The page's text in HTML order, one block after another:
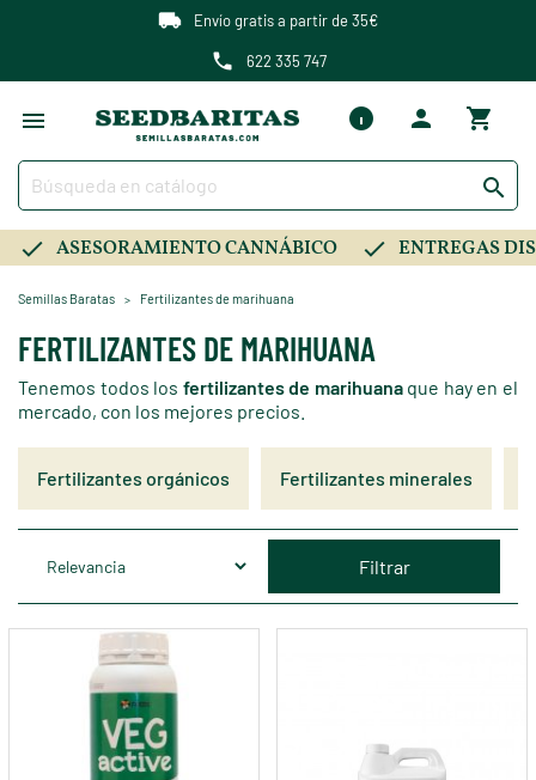
Envío gratis a partir de 35€
622 335 747

ASESORAMIENTO CANNÁBICO ENTREGAS
Semillas Baratas Fertilizantes de marihuana
FERTILIZANTES DE MARIHUANA
Tenemos todos los fertilizantes de marihuanaque hay en el
mercado, con los mejores precios.
Fertilizantes orgánicos Fertilizantes minerales
Filtrar